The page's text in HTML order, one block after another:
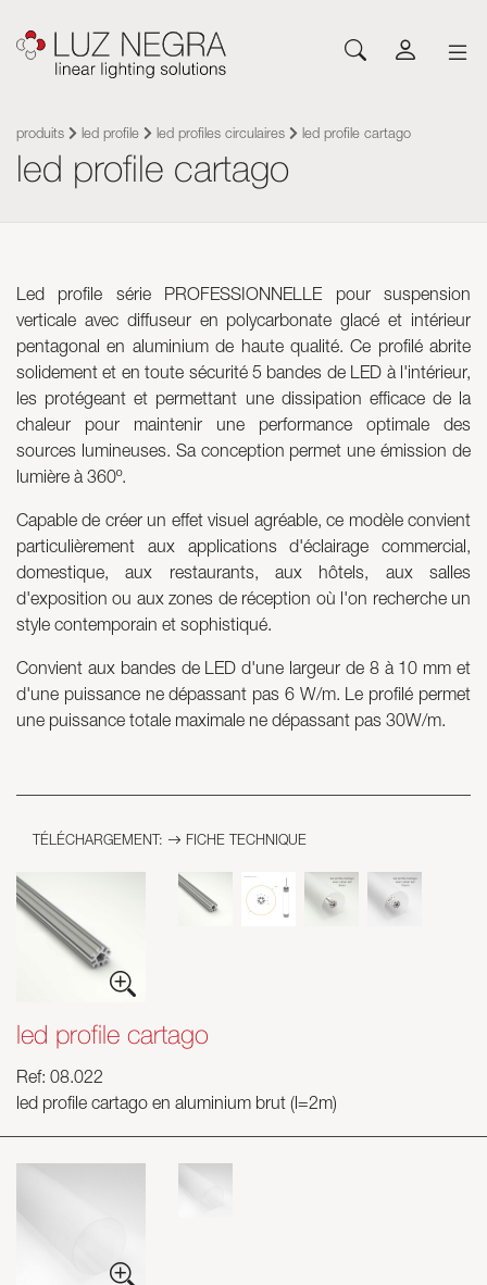
NOUVEAUTÉS
Profilés
Saillie
Architecturaux et Trimless
Sol
Système Cut&Connect
Néons et Flexibles
Signalétique et compléments
LEDs et composants
Rubans LED flexibles
Panneaux flexibles
Sources d’alimentations
Systèmes de contrôle
Profilés
Autres accessoires d'éclairage
Acrylique optique Plexiled
Luminaires
Skyled - Luminaires sur mesure
Neolight - Luminaires techniques de design
Systèmes modulaires linéaires et courbes
Rail triphasé (230V)
Spots et Downlights
CONFIGURATEUR
Led Profiles
Rubans flexibles
Sources d’alimentations
Modules led
Luminaires
TÉLÉCHARGEMENT
Catalogues
Autres documents
INSPIREZ-VOUS
Inspiration
Projets
Blog
NOUVELLES
SOCIÉTÉ
À propos de Luz Negra
Contact
Travaillez avec nous
produits led profile led profiles circulaires led profile cartago
led profile cartago
Led profile série PROFESSIONNELLE pour suspension
verticale avec diffuseur en polycarbonate glacé et intérieur
pentagonal en aluminium de haute qualité. Ce profilé abrite
solidement et en toute sécurité 5 bandes de LED à l'intérieur,
les protégeant et permettant une dissipation efficace de la
chaleur pour maintenir une performance optimale des
sources lumineuses. Sa conception permet une émission de
lumière à 360º.
Capable de créer un effet visuel agréable, ce modèle convient
particulièrement aux applications d'éclairage commercial,
domestique, aux restaurants, aux hôtels, aux salles
d'exposition ou aux zones de réception où l'on recherche un
style contemporain et sophistiqué.
Convient aux bandes de LED d'une largeur de 8 à 10 mm et
d'une puissance ne dépassant pas 6 W/m. Le profilé permet
une puissance totale maximale ne dépassant pas 30W/m.
TÉLÉCHARGEMENT: FICHE TECHNIQUE
led profile cartago
Ref: 08.022
led profile cartago en aluminium brut (l=2m)